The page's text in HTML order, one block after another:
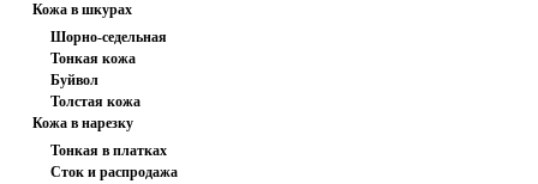
Кожа в шкурах
Шорно-седельная
Тонкая кожа
Буйвол
Толстая кожа
Кожа в нарезку
Тонкая в платках
Сток и распродажа